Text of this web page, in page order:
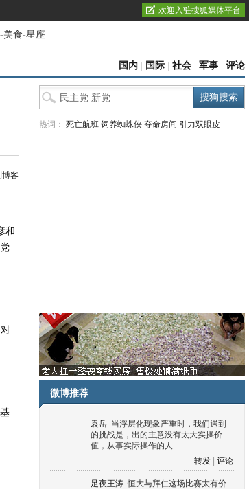
欢迎入驻搜狐媒体平台
-美食-星座
国内 国际 社会 军事 评论
博客
和
热词： 死亡航班 饲养蜘蛛侠 夺命房间 引力双眼皮
微博推荐
袁岳 当浮层化现象严重时，我们遇到
的挑战是，出的主意没有太大实操价
值，从事实际操作的人…
转发
评论
足夜王涛 恒大与拜仁这场比赛太有价